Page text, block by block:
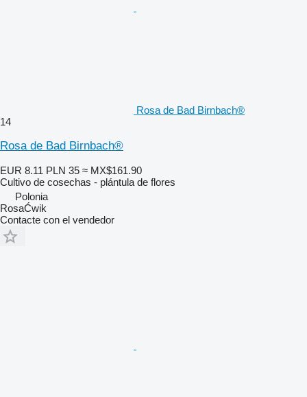
Rosa de Bad Birnbach®
14
Rosa de Bad Birnbach®
EUR 8.11 PLN 35 ≈ MX$161.90
Cultivo de cosechas - plántula de flores
Polonia
RosaĆwik
Contacte con el vendedor